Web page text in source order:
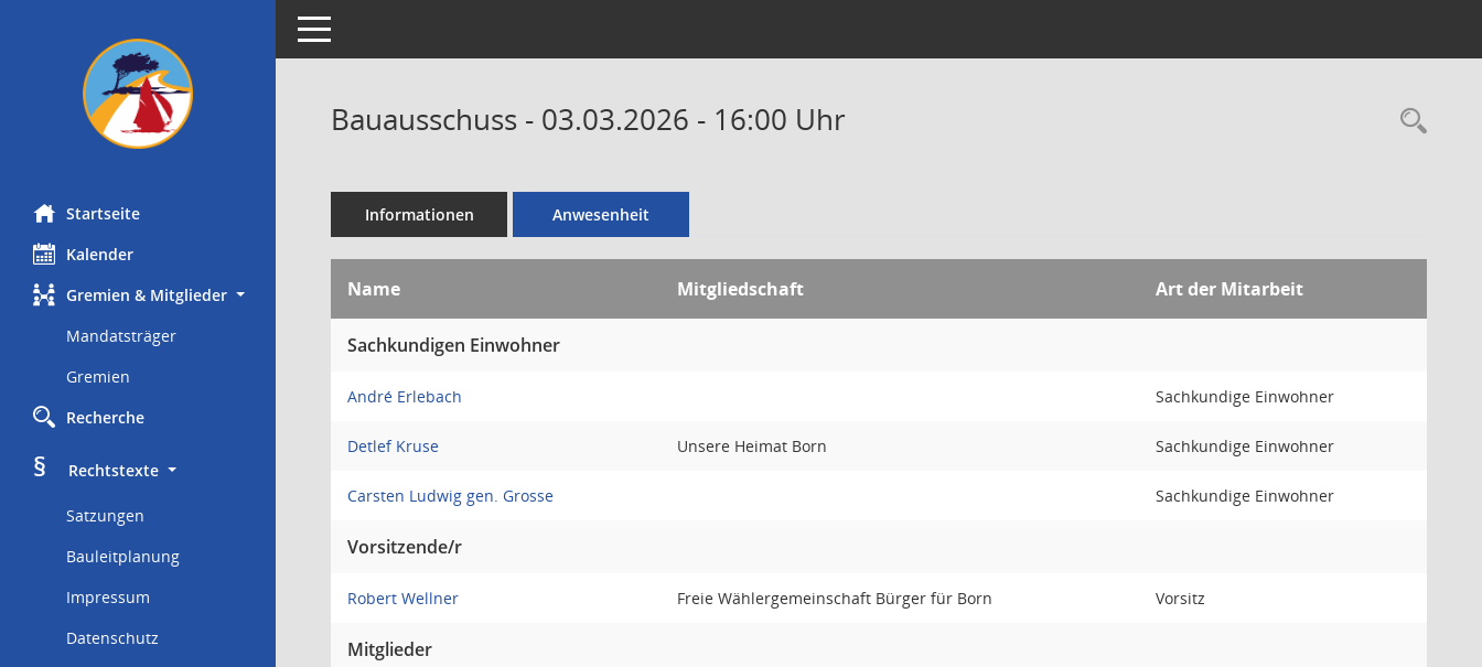
Startseite
Kalender
Gremien & Mitglieder
Mandatsträger
Gremien
Recherche
§
     Rechtstexte
Satzungen
Bauleitplanung
Impressum
Datenschutz
Toggle navigation
Bauausschuss - 03.03.2026 - 16:00 Uhr
Informationen Anwesenheit
Name Mitgliedschaft Art der Mitarbeit
Sachkundigen Einwohner
André Erlebach Sachkundige Einwohner
Detlef Kruse Unsere Heimat Born Sachkundige Einwohner
Carsten Ludwig gen. Grosse Sachkundige Einwohner
Vorsitzende/r
Robert Wellner Freie Wählergemeinschaft Bürger für Born Vorsitz
Mitglieder